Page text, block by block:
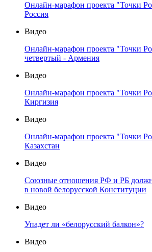
Онлайн-марафон проекта "Точки
Россия
Видео
Онлайн-марафон проекта "Точки
четвертый - Армения
Видео
Онлайн-марафон проекта "Точки
Киргизия
Видео
Онлайн-марафон проекта "Точки
Казахстан
Видео
Союзные отношения РФ и РБ
в новой белорусской Конституции
Видео
Упадет ли «белорусский балкон»?
Видео